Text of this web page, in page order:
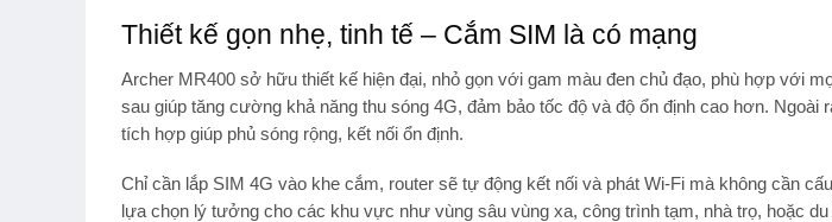
Thiết kế gọn nhẹ, tinh tế – Cắm SIM là có mạng
Archer MR400 sở hữu thiết kế hiện đại, nhỏ gọn với gam màu đen chủ đạo, phù hợp với
sau giúp tăng cường khả năng thu sóng 4G, đảm bảo tốc độ và độ ổn định cao hơn. Ngoài
tích hợp giúp phủ sóng rộng, kết nối ổn định.
Chỉ cần lắp SIM 4G vào khe cắm, router sẽ tự động kết nối và phát Wi-Fi mà không cần
lựa chọn lý tưởng cho các khu vực như vùng sâu vùng xa, công trình tạm, nhà trọ, hoặc